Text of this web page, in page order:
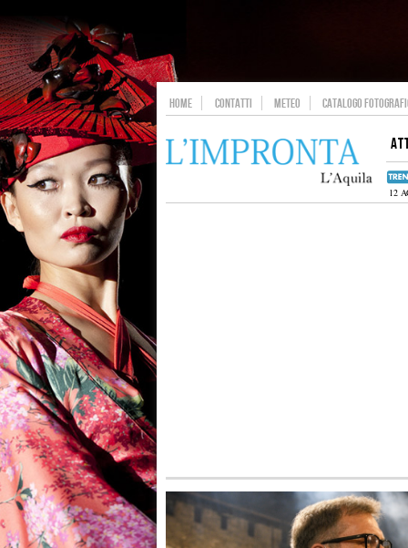
HOME CONTATTI METEO CATALOGO
12